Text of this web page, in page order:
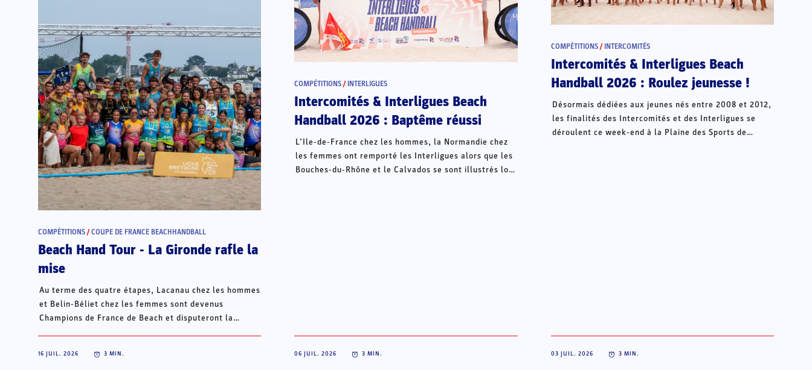
COMPÉTITIONS /COUPE DE FRANCE BEACHHANDBALL
Beach Hand Tour - La Gironde rafle la
mise
Au terme des quatre étapes, Lacanau chez les hommes
et Belin-Béliet chez les femmes sont devenus
Champions de France de Beach et disputeront la
16 JUIL. 2026 3 MIN.
COMPÉTITIONS / INTERLIGUES
Intercomités & Interligues Beach
Handball 2026 : Baptême réussi
L’Ile-de-France chez les hommes, la Normandie chez
les femmes ont remporté les Interligues alors que les
Bouches-du-Rhône et le Calvados se sont illustrés lors
06 JUIL. 2026 3 MIN.
COMPÉTITIONS / INTERCOMITÉS
Intercomités & Interligues Beach
Handball 2026 : Roulez jeunesse !
Désormais dédiées aux jeunes nés entre 2008 et 2012,
les finalités des Intercomités et des Interligues se
déroulent ce week-end à la Plaine des Sports de
03 JUIL. 2026 3 MIN.